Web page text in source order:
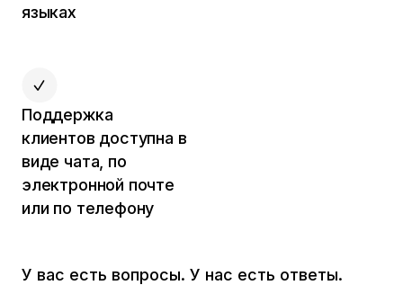
языках
Поддержка
клиентов доступна в
виде чата, по
электронной почте
или по телефону
У вас есть вопросы. У нас есть ответы.